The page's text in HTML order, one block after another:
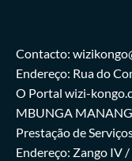
Contacto:
Endereço: Rua do
O Portal wizi-
MBUNGA
Prestação de
Endereço: Zango IV